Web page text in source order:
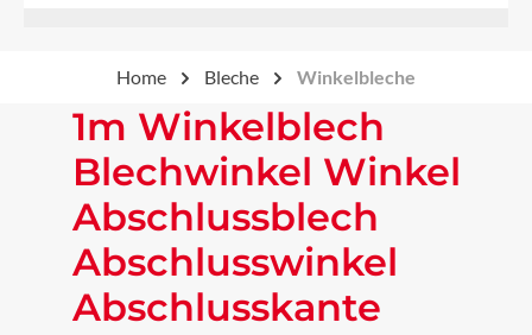
Home Bleche Winkelbleche
1m Winkelblech
Blechwinkel Winkel
Abschlussblech
Abschlusswinkel
Abschlusskante